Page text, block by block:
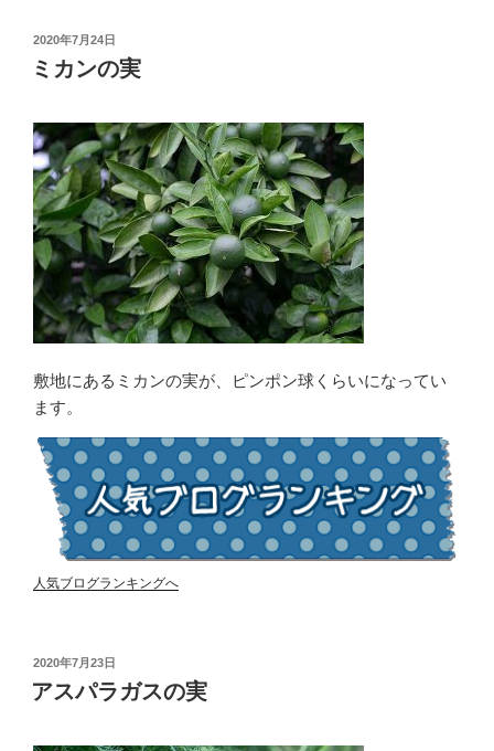
投
稿
日:
2020年7月24日
ミカンの実
敷地にあるミカンの実が、ピンポン球くらいになってい
ます。
人気ブログランキングへ
投
稿
日:
2020年7月23日
アスパラガスの実